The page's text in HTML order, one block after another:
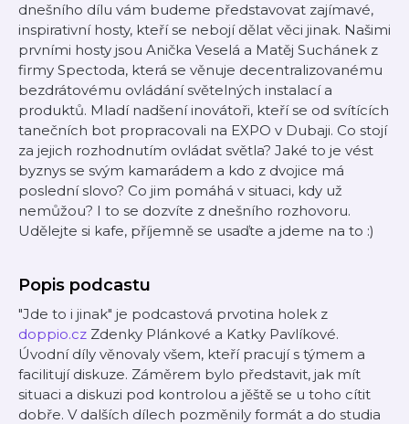
dnešního dílu vám budeme představovat zajímavé,
inspirativní hosty, kteří se nebojí dělat věci jinak. Našimi
prvními hosty jsou Anička Veselá a Matěj Suchánek z
firmy Spectoda, která se věnuje decentralizovanému
bezdrátovému ovládání světelných instalací a
produktů. Mladí nadšení inovátoři, kteří se od svítících
tanečních bot propracovali na EXPO v Dubaji. Co stojí
za jejich rozhodnutím ovládat světla? Jaké to je vést
byznys se svým kamarádem a kdo z dvojice má
poslední slovo? Co jim pomáhá v situaci, kdy už
nemůžou? I to se dozvíte z dnešního rozhovoru.
Udělejte si kafe, příjemně se usaďte a jdeme na to :)
Popis podcastu
"Jde to i jinak" je podcastová prvotina holek z
doppio.cz Zdenky Plánkové a Katky Pavlíkové.
Úvodní díly věnovaly všem, kteří pracují s týmem a
facilitují diskuze. Záměrem bylo představit, jak mít
situaci a diskuzi pod kontrolou a jěště se u toho cítit
dobře. V dalších dílech pozměnily formát a do studia